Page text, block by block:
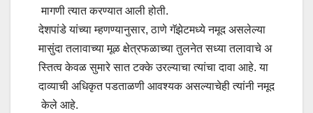
मागणी त्यात करण्यात आली होती.
देशपांडे यांच्या म्हणण्यानुसार, ठाणे गॅझेटमध्ये नमूद असलेल्या
मासुंदा तलावाच्या मूळ क्षेत्रफळाच्या तुलनेत सध्या तलावाचे अ
स्तित्व केवळ सुमारे सात टक्के उरल्याचा त्यांचा दावा आहे. या
दाव्याची अधिकृत पडताळणी आवश्यक असल्याचेही त्यांनी नमूद
केले आहे.